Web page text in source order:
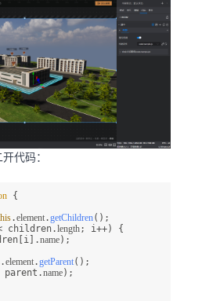
代码：
{
.element.getChildren();
children.length; i++) {
name);
.element.getParent();
parent.name);